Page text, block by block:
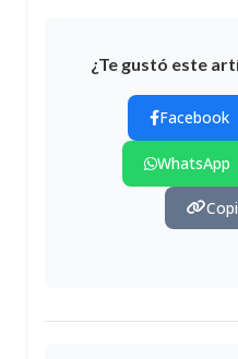
¿Te gustó este
Facebook
WhatsApp